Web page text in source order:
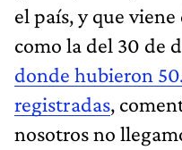
el país, y que
como la del 30 de
donde hubieron
registradas,
nosotros no